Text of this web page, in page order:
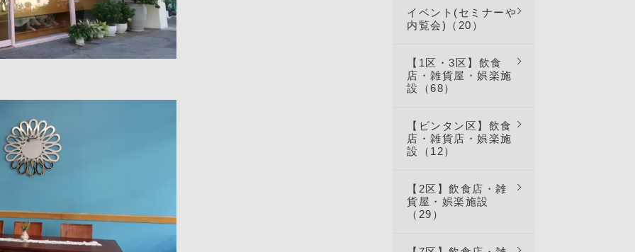
イベント(セミナーや
内覧会)（20）
【1区・3区】飲食
店・雑貨屋・娯楽施
設（68）
【ビンタン区】飲食
店・雑貨店・娯楽施
設（12）
【2区】飲食店・雑
貨屋・娯楽施設
（29）